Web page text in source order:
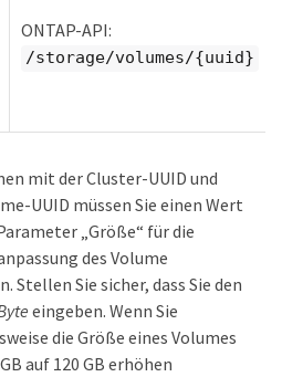
ONTAP-API:
/storage/volumes/{uuid}
mit der Cluster-UUID und
UUID müssen Sie einen Wert
„Größe“ für die
des Volume
Stellen Sie sicher, dass Sie den
eingeben. Wenn Sie
die Größe eines Volumes
auf 120 GB erhöhen